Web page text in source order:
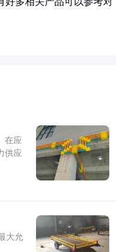
在应
供应
大允